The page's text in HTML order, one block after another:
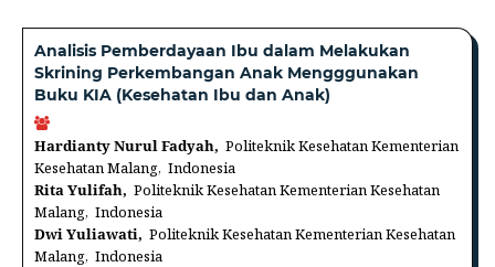
Analisis Pemberdayaan Ibu dalam Melakukan
Skrining Perkembangan Anak Mengggunakan
Buku KIA (Kesehatan Ibu dan Anak)
Hardianty Nurul Fadyah, Politeknik Kesehatan Kementerian
Kesehatan Malang, Indonesia
Rita Yulifah, Politeknik Kesehatan Kementerian Kesehatan
Malang, Indonesia
Dwi Yuliawati, Politeknik Kesehatan Kementerian Kesehatan
Malang, Indonesia